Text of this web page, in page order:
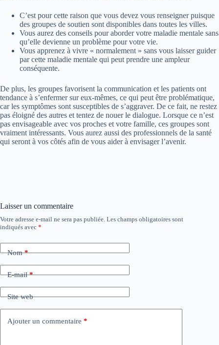
C’est pour cette raison que vous devez vous renseigner puisque
des groupes de soutien sont disponibles dans toutes les villes.
Vous aurez des conseils pour aborder votre maladie mentale sans
qu’elle devienne un problème pour votre vie.
Vous apprenez à vivre « normalement » sans vous laisser guider
par cette maladie mentale qui peut prendre une ampleur
conséquente.
De plus, les groupes favorisent la communication et les patients ont
tendance à s’enfermer sur eux-mêmes, ce qui peut être problématique,
car les symptômes sont susceptibles de s’aggraver. De ce fait, ne restez
pas éloigné des autres et tentez de nouer le dialogue. Lorsque ce n’est
pas envisageable avec vos proches et votre famille, ces groupes sont
vraiment intéressants. Vous aurez aussi des professionnels de la santé
qui seront à vos côtés afin de vous aider à envisager l’avenir.
Laisser un commentaire
Votre adresse e-mail ne sera pas publiée. Les champs obligatoires sont
indiqués avec *
Nom*
E-mail*
Site web
Ajouter un commentaire *